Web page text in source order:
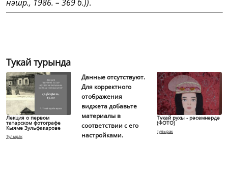
нәшр., 1986. – 369 б.)).
Тукай турында
Лекция о первом
татарском фотографе
Кыяме Зульфакарове
Тулырак
Данные отсутствуют.
Для корректного
отображения
виджета добавьте
материалы в
соответствии с его
настройками.
Тукай рухы - рәсемнәрдә
(ФОТО)
Тулырак